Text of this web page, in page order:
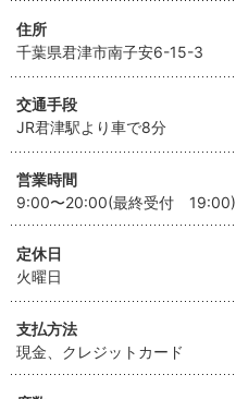
住所
千葉県君津市南子安6-15-3
交通手段
JR君津駅より車で8分
営業時間
9:00〜20:00(最終受付 19:00)
定休日
火曜日
支払方法
現金、クレジットカード